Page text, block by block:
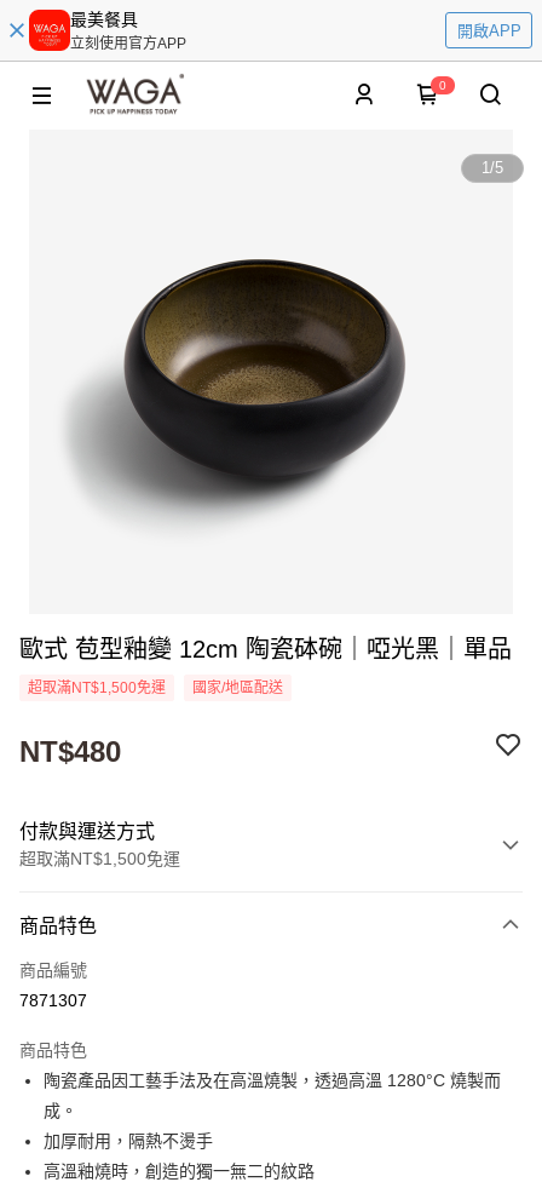
最美餐具
立刻使用官方APP
開啟APP
0
1/5
歐式 苞型釉變 12cm 陶瓷砵碗｜啞光黑｜單品
超取滿NT$1,500免運 國家/地區配送
NT$480
付款與運送方式
超取滿NT$1,500免運
信用卡一次付款
超商取貨付款
街口支付
悠遊付
AFTEE先享後付
商品特色
商品編號
7871307
商品特色
陶瓷產品因工藝手法及在高溫燒製，透過高溫 1280°C 燒製而
成。
加厚耐用，隔熱不燙手
高溫釉燒時，創造的獨一無二的紋路